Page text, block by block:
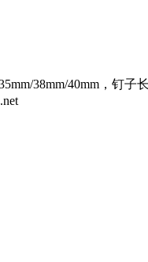
38mm/40mm，钉